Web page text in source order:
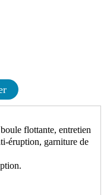
flottante, entretien
éruption, garniture de